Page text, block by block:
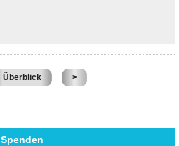
Überblick >
Spenden